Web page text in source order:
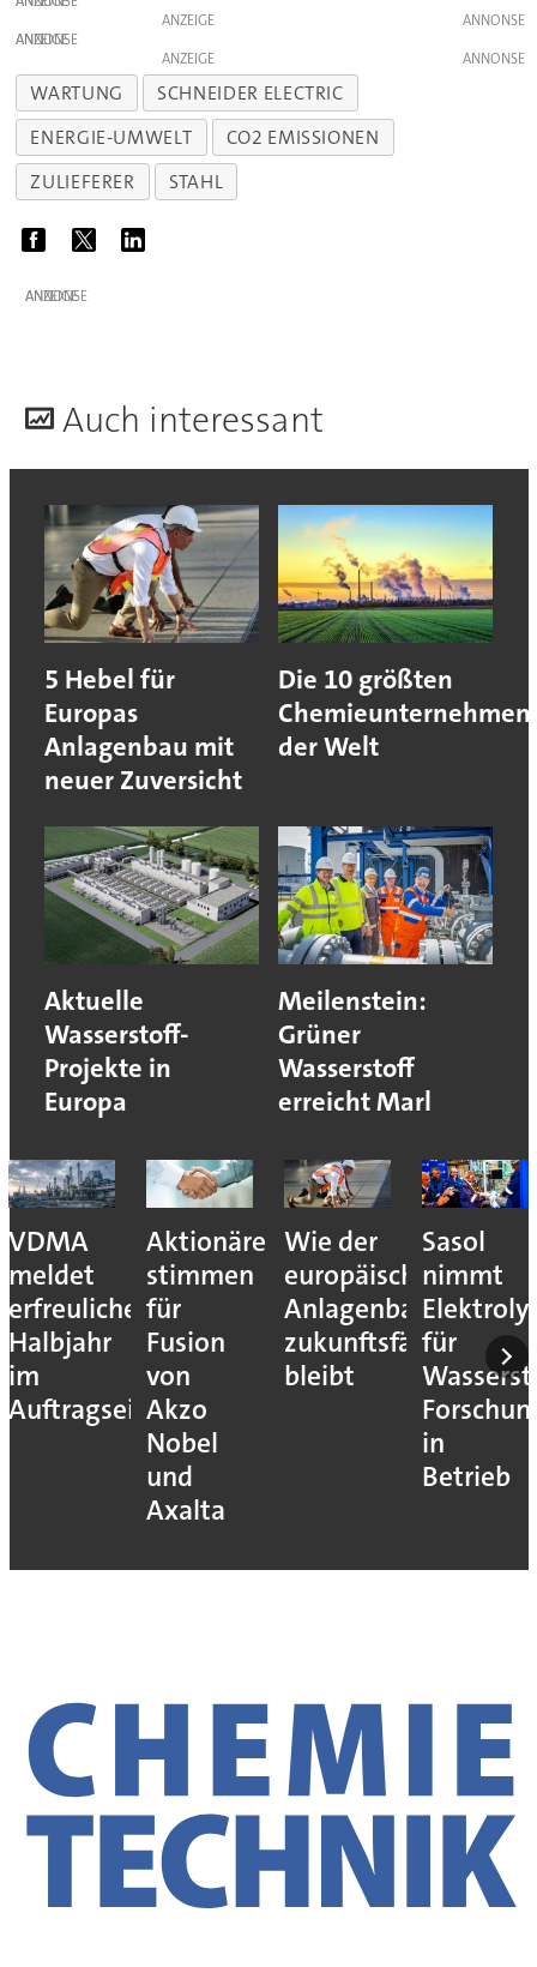
ANZEIGE
ANZEIGE
ANZEIGE
WARTUNG
SCHNEIDER ELECTRIC
ENERGIE-UMWELT
CO2 EMISSIONEN
ZULIEFERER
STAHL
ANZEIGE
Auch interessant
5 Hebel für
Europas
Anlagenbau mit
neuer Zuversicht
Die 10 größten
Chemieunternehmen
der Welt
Aktuelle
Wasserstoff-
Projekte in
Europa
Meilenstein:
Grüner
Wasserstoff
erreicht Marl
VDMA
meldet
erfreuliches
Halbjahr
im
Auftragseingang
Aktionäre
stimmen
für
Fusion
von
Akzo
Nobel
und
Axalta
Wie der
europäische
Anlagenbau
zukunftsfähig
bleibt
Sasol
nimmt
für
in
Betrieb